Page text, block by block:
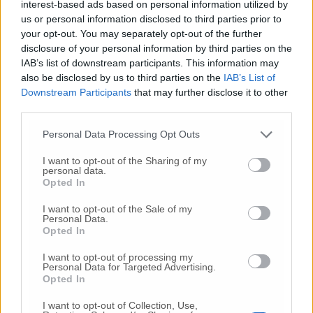
interest-based ads based on personal information utilized by
us or personal information disclosed to third parties prior to
your opt-out. You may separately opt-out of the further
disclosure of your personal information by third parties on the
IAB’s list of downstream participants. This information may
also be disclosed by us to third parties on the IAB’s List of
Downstream Participants that may further disclose it to other
Personal Data Processing Opt Outs
I want to opt-out of the Sharing of my
personal data.
Opted In
I want to opt-out of the Sale of my
Personal Data.
Opted In
I want to opt-out of processing my
Personal Data for Targeted Advertising.
Opted In
I want to opt-out of Collection, Use,
della solidarietà, mettendo al centro la
conoscenza e il valore dell’affido familiare. I
giovani hanno bisogno di punti di
riferimento solidi; noi abbiamo il dovere di
essere una comunità che accoglie, ascolta e
protegge» .L’incontro si terrà mercoledì 10
giugno alle 16 al Palazzo del Podestà di
Fabriano. I posti in Sala Consiliare sono
limitati. È fortemente consigliata la conferma
di partecipazione compilando il modulo
online disponibile al seguente
CHI E’ DON LUIGI CIOTTI – Ispiratore e
fondatore, nel 1965, del Gruppo Abele, Don
sua vita a fianco degli ultimi, combattendo le
dipendenze, l’emarginazione sociale e